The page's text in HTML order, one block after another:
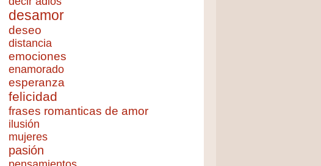
desamor
deseo
distancia
emociones
enamorado
esperanza
felicidad
frases romanticas de amor
ilusión
mujeres
pasión